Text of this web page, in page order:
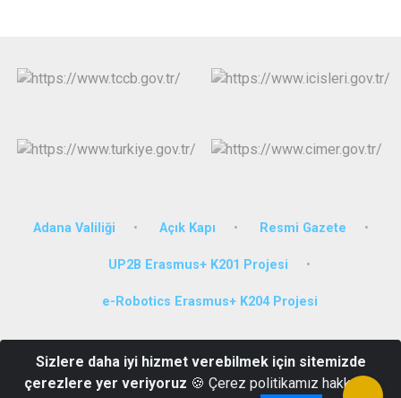
Adana Valiliği Açık Kapı Resmi Gazete
UP2B Erasmus+ K201 Projesi
e-Robotics Erasmus+ K204 Projesi
Tel: (0322) 248 08 81 Fax: (0322) 248 18 78 E - Posta:
cukurova@icisleri.gov.tr
Sizlere daha iyi hizmet verebilmek için sitemizde
çerezlere yer veriyoruz 🍪 Çerez politikamız hakkında